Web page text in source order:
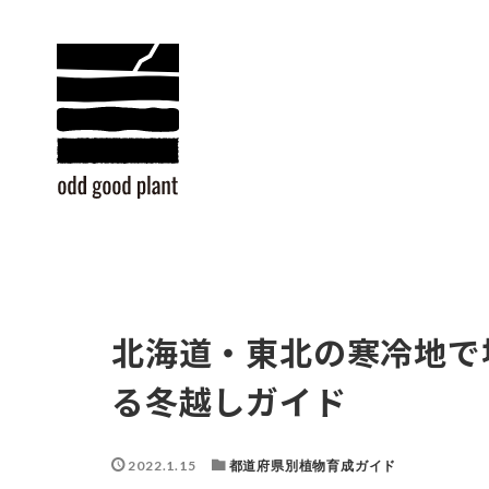
北海道・東北の寒冷地
る冬越しガイド
2022.1.15 都道府県別植物育成ガイド